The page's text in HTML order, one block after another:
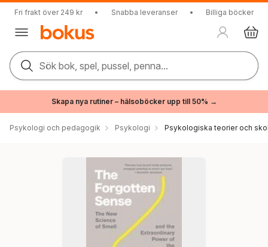
Fri frakt över 249 kr • Snabba leveranser • Billiga böcker
Sök bok, spel, pussel, penna...
Skapa nya rutiner – hälsoböcker upp till 50% →
Psykologi och pedagogik Psykologi Psykologiska teorier och